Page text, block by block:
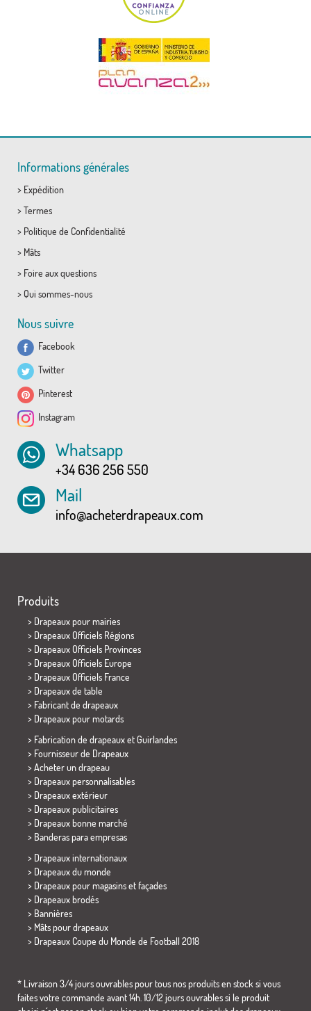
Informations générales
> Expédition
> Termes
> Politique de Confidentialité
> Mâts
> Foire aux questions
> Qui sommes-nous
Nous suivre
Facebook
Twitter
Pinterest
Instagram
Whatsapp
+34 636 256 550
Mail
info@acheterdrapeaux.com
Produits
> Drapeaux pour mairies
> Drapeaux Officiels Régions
> Drapeaux Officiels Provinces
> Drapeaux Officiels Europe
> Drapeaux Officiels France
> Drapeaux de table
> Fabricant de drapeaux
> Drapeaux pour motards
> Fabrication de drapeaux et Guirlandes
> Fournisseur de Drapeaux
> Acheter un drapeau
> Drapeaux personnalisables
> Drapeaux extérieur
> Drapeaux publicitaires
> Drapeaux bonne marché
> Banderas para empresas
> Drapeaux internationaux
> Drapeaux du monde
> Drapeaux pour magasins et façades
> Drapeaux brodés
> Bannières
> Mâts pour drapeaux
> Drapeaux Coupe du Monde de Football 2018
* Livraison 3/4 jours ouvrables pour tous nos produits en stock si vous
faites votre commande avant 14h. 10/12 jours ouvrables si le produit